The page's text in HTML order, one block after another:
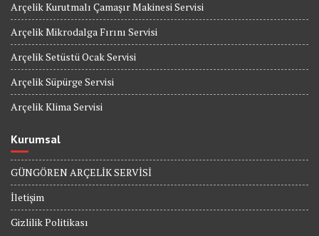
Arçelik Kurutmalı Çamaşır Makinesi Servisi
Arçelik Mikrodalga Fırını Servisi
Arçelik Setüstü Ocak Servisi
Arçelik Süpürge Servisi
Arçelik Klima Servisi
Kurumsal
GÜNGÖREN ARÇELİK SERVİSİ
İletişim
Gizlilik Politikası